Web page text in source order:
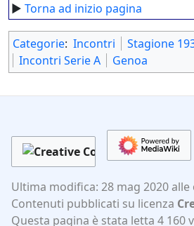
► Torna ad inizio pagina
Categorie: Incontri
Stagione
Incontri Serie A
Genoa
Ultima modifica: 28 mag 2020 alle
Contenuti pubblicati su licenza
Questa pagina è stata letta 4 160